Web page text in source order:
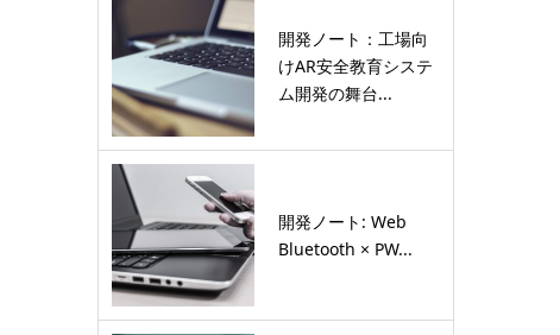
開発ノート：工場向
けAR安全教育システ
ム開発の舞台...
開発ノート: Web
Bluetooth × PW...